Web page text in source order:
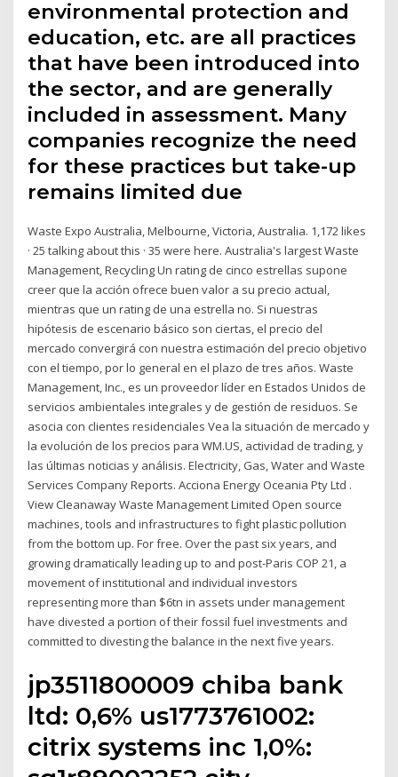
environmental protection and
education, etc. are all practices
that have been introduced into
the sector, and are generally
included in assessment. Many
companies recognize the need
for these practices but take-up
remains limited due
Waste Expo Australia, Melbourne, Victoria, Australia. 1,172 likes
· 25 talking about this · 35 were here. Australia's largest Waste
Management, Recycling Un rating de cinco estrellas supone
creer que la acción ofrece buen valor a su precio actual,
mientras que un rating de una estrella no. Si nuestras
hipótesis de escenario básico son ciertas, el precio del
mercado convergirá con nuestra estimación del precio objetivo
con el tiempo, por lo general en el plazo de tres años. Waste
Management, Inc., es un proveedor líder en Estados Unidos de
servicios ambientales integrales y de gestión de residuos. Se
asocia con clientes residenciales Vea la situación de mercado y
la evolución de los precios para WM.US, actividad de trading, y
las últimas noticias y análisis. Electricity, Gas, Water and Waste
Services Company Reports. Acciona Energy Oceania Pty Ltd .
View Cleanaway Waste Management Limited Open source
machines, tools and infrastructures to fight plastic pollution
from the bottom up. For free. Over the past six years, and
growing dramatically leading up to and post-Paris COP 21, a
movement of institutional and individual investors
representing more than $6tn in assets under management
have divested a portion of their fossil fuel investments and
committed to divesting the balance in the next five years.
jp3511800009 chiba bank
ltd: 0,6% us1773761002:
citrix systems inc 1,0%: